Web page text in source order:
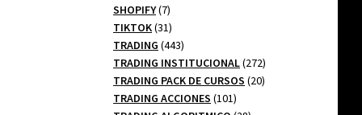
productos
SHOPIFY 77
productos
TIKTOK 3131
productos
TRADING 443443
productos
TRADING INSTITUCIONAL 272272
productos
TRADING PACK DE CURSOS 2020
TRADING ACCIONES 101101